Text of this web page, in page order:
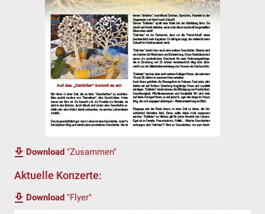
Download "Zusammen"
Aktuelle Konzerte:
Download "Flyer"